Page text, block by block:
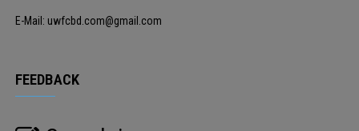
E-Mail: uwfcbd.com@gmail.com
FEEDBACK